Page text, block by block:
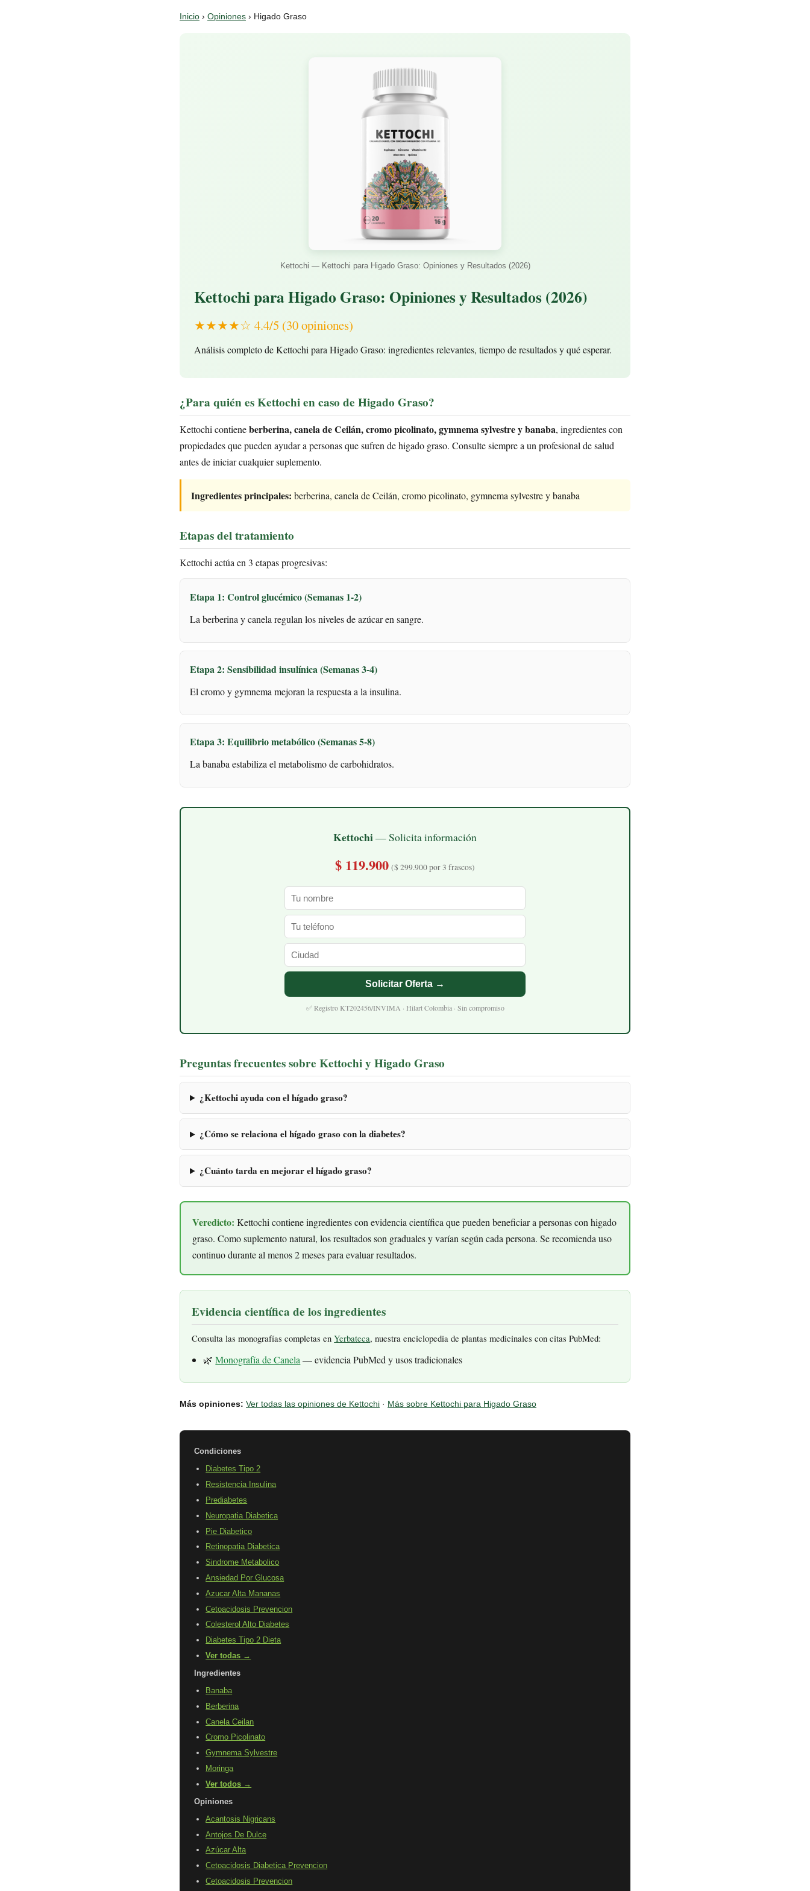
Inicio › Opiniones › Higado Graso
Kettochi — Kettochi para Higado Graso: Opiniones y Resultados (2026)
Kettochi para Higado Graso: Opiniones y Resultados (2026)
★★★★☆ 4.4/5 (30 opiniones)
Análisis completo de Kettochi para Higado Graso: ingredientes relevantes, tiempo de resultados y qué esperar.
¿Para quién es Kettochi en caso de Higado Graso?
Kettochi contieneberberina, canela de Ceilán, cromo picolinato, gymnema sylvestre y banaba, ingredientes con
propiedades que pueden ayudar a personas que sufren de higado graso. Consulte siempre a un profesional de salud
antes de iniciar cualquier suplemento.
Ingredientes principales: berberina, canela de Ceilán, cromo picolinato, gymnema sylvestre y banaba
Etapas del tratamiento
Kettochi actúa en 3 etapas progresivas:
Etapa 1: Control glucémico (Semanas 1-2)
La berberina y canela regulan los niveles de azúcar en sangre.
Etapa 2: Sensibilidad insulínica (Semanas 3-4)
El cromo y gymnema mejoran la respuesta a la insulina.
Etapa 3: Equilibrio metabólico (Semanas 5-8)
La banaba estabiliza el metabolismo de carbohidratos.
Kettochi— Solicita información
$ 119.900 ($ 299.900 por 3 frascos)
Solicitar Oferta →
✅ Registro KT202456/INVIMA · Hilart Colombia · Sin compromiso
Preguntas frecuentes sobre Kettochi y Higado Graso
¿Kettochi ayuda con el hígado graso?
¿Cómo se relaciona el hígado graso con la diabetes?
¿Cuánto tarda en mejorar el hígado graso?
Veredicto: Kettochi contiene ingredientes con evidencia científica que pueden beneficiar a personas con higado
graso. Como suplemento natural, los resultados son graduales y varían según cada persona. Se recomienda uso
continuo durante al menos 2 meses para evaluar resultados.
Evidencia científica de los ingredientes
Consulta las monografías completas enYerbateca, nuestra enciclopedia de plantas medicinales con citas PubMed:
🌿Monografía de Canela— evidencia PubMed y usos tradicionales
Más opiniones: Ver todas las opiniones de Kettochi · Más sobre Kettochi para Higado Graso
Condiciones
Diabetes Tipo 2
Resistencia Insulina
Prediabetes
Neuropatia Diabetica
Pie Diabetico
Retinopatia Diabetica
Sindrome Metabolico
Ansiedad Por Glucosa
Azucar Alta Mananas
Cetoacidosis Prevencion
Colesterol Alto Diabetes
Diabetes Tipo 2 Dieta
Ver todas →
Ingredientes
Banaba
Berberina
Canela Ceilan
Cromo Picolinato
Gymnema Sylvestre
Moringa
Ver todos →
Opiniones
Acantosis Nigricans
Antojos De Dulce
Azúcar Alta
Cetoacidosis Diabetica Prevencion
Cetoacidosis Prevencion